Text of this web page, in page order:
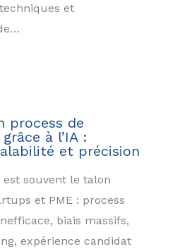
et
process de
à l’IA :
et précision
souvent le talon
et PME : process
biais massifs,
expérience candidat